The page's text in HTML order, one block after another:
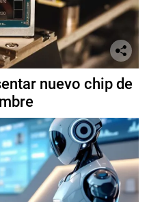
nuevo chip de